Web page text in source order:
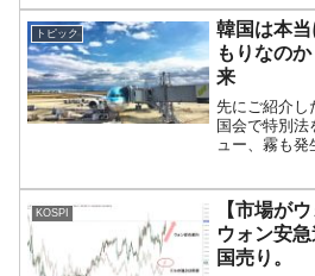
足の調整が入
トピック
韓国は本
もりなの
来
先にご紹介し
国会で特別
ュー、霧も発
新国際空港
した。国土
徳島新国際
28兆6,000...
KOSPI
【市場が
ウォン安
国売り。